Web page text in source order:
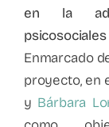
en la
Enmarcado
proyecto, en
y Bárbara